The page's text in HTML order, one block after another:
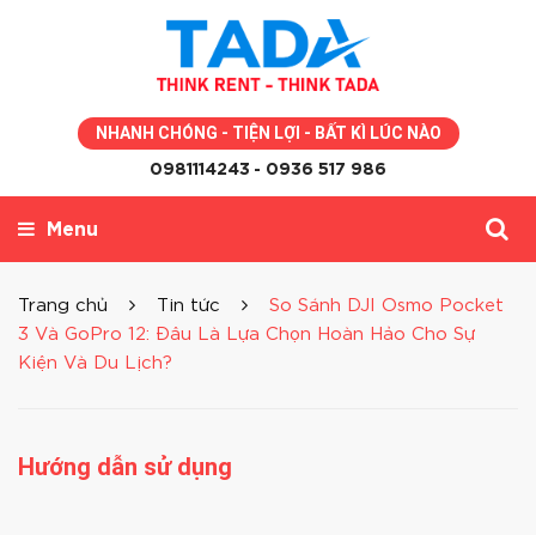
NHANH CHÓNG - TIỆN LỢI - BẤT KÌ LÚC NÀO
0981114243 - 0936 517 986
Menu
Trang chủ Tin tức
So Sánh DJI Osmo Pocket
3 Và GoPro 12: Đâu Là Lựa Chọn Hoàn Hảo Cho Sự
Kiện Và Du Lịch?
Hướng dẫn sử dụng